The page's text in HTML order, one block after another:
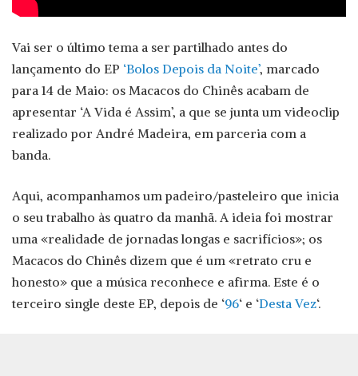
Vai ser o último tema a ser partilhado antes do
lançamento do EP ‘Bolos Depois da Noite’, marcado
para 14 de Maio: os Macacos do Chinês acabam de
apresentar ‘A Vida é Assim’, a que se junta um videoclip
realizado por André Madeira, em parceria com a
banda.
Aqui, acompanhamos um padeiro/pasteleiro que inicia
o seu trabalho às quatro da manhã. A ideia foi mostrar
uma «realidade de jornadas longas e sacrifícios»; os
Macacos do Chinês dizem que é um «retrato cru e
honesto» que a música reconhece e afirma. Este é o
terceiro single deste EP, depois de ‘96‘ e ‘Desta Vez‘.